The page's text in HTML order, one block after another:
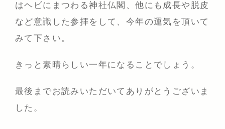
はヘビにまつわる神社仏閣、他にも成長や脱皮
など意識した参拝をして、今年の運気を頂いて
みて下さい。
きっと素晴らしい一年になることでしょう。
最後までお読みいただいてありがとうございま
した。